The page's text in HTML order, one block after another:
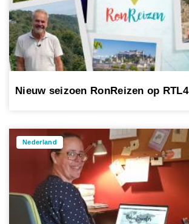
Nieuw seizoen RonReizen op RTL4
Nederland